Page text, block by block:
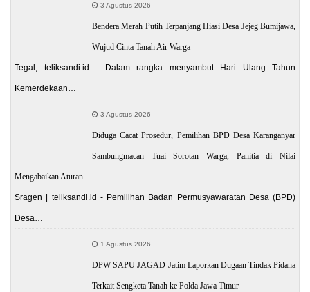
3 Agustus 2026
Bendera Merah Putih Terpanjang Hiasi Desa Jejeg Bumijawa,
Wujud Cinta Tanah Air Warga
Tegal, teliksandi.id - Dalam rangka menyambut Hari Ulang Tahun
Kemerdekaan…
3 Agustus 2026
Diduga Cacat Prosedur, Pemilihan BPD Desa Karanganyar
Sambungmacan Tuai Sorotan Warga, Panitia di Nilai
Mengabaikan Aturan
Sragen | teliksandi.id - Pemilihan Badan Permusyawaratan Desa (BPD)
Desa…
1 Agustus 2026
DPW SAPU JAGAD Jatim Laporkan Dugaan Tindak Pidana
Terkait Sengketa Tanah ke Polda Jawa Timur